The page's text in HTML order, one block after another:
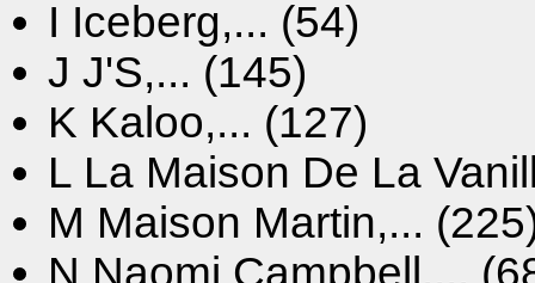
I Iceberg,... (54)
J J'S,... (145)
K Kaloo,... (127)
L La Maison De La
M Maison Martin,...